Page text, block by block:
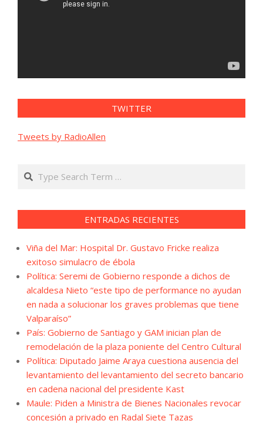
TWITTER
Tweets by RadioAllen
Search
ENTRADAS RECIENTES
Viña del Mar: Hospital Dr. Gustavo Fricke realiza
exitoso simulacro de ébola
Política: Seremi de Gobierno responde a dichos de
alcaldesa Nieto “este tipo de performance no ayudan
en nada a solucionar los graves problemas que tiene
Valparaíso”
País: Gobierno de Santiago y GAM inician plan de
remodelación de la plaza poniente del Centro Cultural
Política: Diputado Jaime Araya cuestiona ausencia del
levantamiento del levantamiento del secreto bancario
en cadena nacional del presidente Kast
Maule: Piden a Ministra de Bienes Nacionales revocar
concesión a privado en Radal Siete Tazas